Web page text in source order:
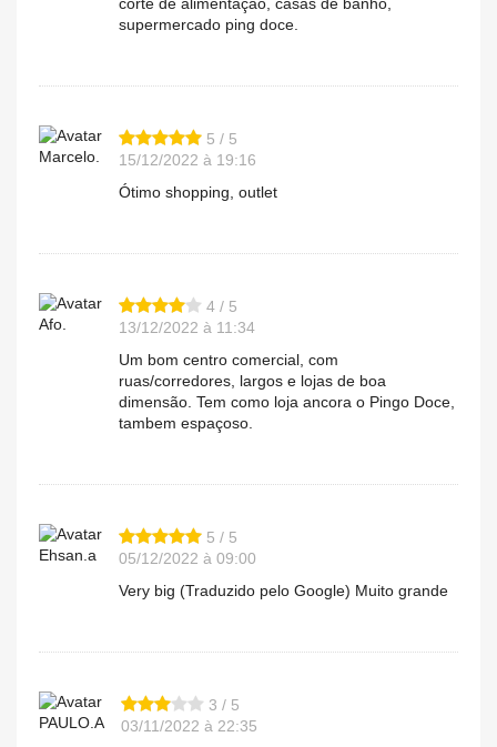
supermercado ping doce.
Marcelo.
5 / 5
15/12/2022 à 19:16
Ótimo shopping, outlet
Afo.
4 / 5
13/12/2022 à 11:34
Um bom centro comercial, com
ruas/corredores, largos e lojas de boa
dimensão. Tem como loja ancora o Pingo Doce,
tambem espaçoso.
Ehsan.a
5 / 5
05/12/2022 à 09:00
Very big (Traduzido pelo Google) Muito grande
PAULO.A
3 / 5
03/11/2022 à 22:35